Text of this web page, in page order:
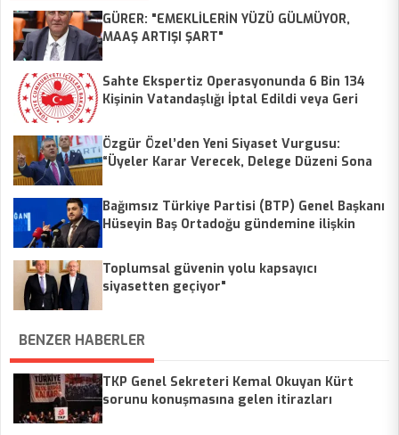
GÜRER: "EMEKLİLERİN YÜZÜ GÜLMÜYOR,
MAAŞ ARTIŞI ŞART"
Sahte Ekspertiz Operasyonunda 6 Bin 134
Kişinin Vatandaşlığı İptal Edildi veya Geri
Özgür Özel’den Yeni Siyaset Vurgusu:
“Üyeler Karar Verecek, Delege Düzeni Sona
Bağımsız Türkiye Partisi (BTP) Genel Başkanı
Hüseyin Baş Ortadoğu gündemine ilişkin
Toplumsal güvenin yolu kapsayıcı
siyasetten geçiyor"
BENZER HABERLER
TKP Genel Sekreteri Kemal Okuyan Kürt
sorunu konuşmasına gelen itirazları